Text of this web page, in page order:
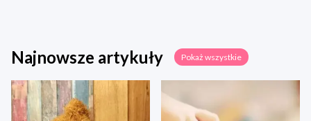
Najnowsze artykuły Pokaż wszystkie